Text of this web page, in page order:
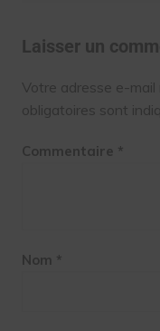
Laisser un
Votre adresse e-mail
obligatoires sont
Commentaire *
Nom *